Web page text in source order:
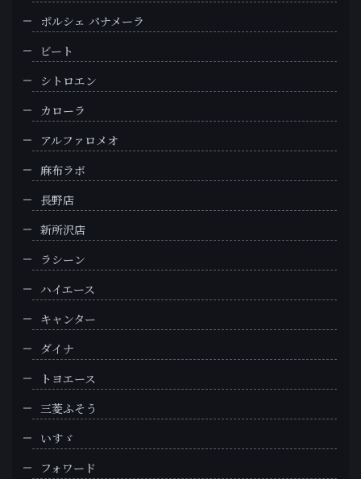
ポルシェ パナメーラ
ビート
シトロエン
カローラ
アルファロメオ
麻布ラボ
長野店
新所沢店
ラシーン
ハイエース
キャンター
ダイナ
トヨエース
三菱ふそう
いすゞ
フォワード